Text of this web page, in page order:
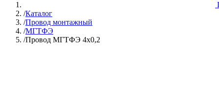
/Каталог
/Провод монтажный
/МГТФЭ
/Провод МГТФЭ 4х0,2